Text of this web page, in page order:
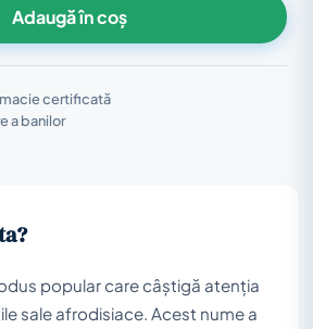
Adaugă în coș
certificată
a banilor
popular care câștigă atenția
sale afrodisiace. Acest nume a